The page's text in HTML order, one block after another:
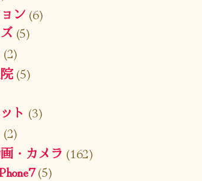
ン (6)
(5)
(2)
(5)
ト (3)
(2)
・カメラ (162)
(5)